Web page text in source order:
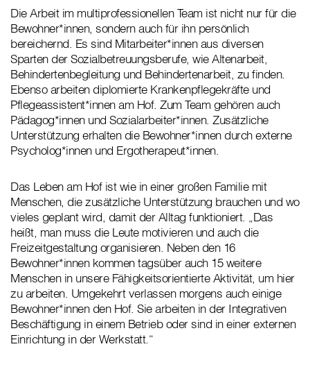
Die Arbeit im multiprofessionellen Team ist nicht nur für die
Bewohner*innen, sondern auch für ihn persönlich
bereichernd. Es sind Mitarbeiter*innen aus diversen
Sparten der Sozialbetreuungsberufe, wie Altenarbeit,
Behindertenbegleitung und Behindertenarbeit, zu finden.
Ebenso arbeiten diplomierte Krankenpflegekräfte und
Pflegeassistent*innen am Hof. Zum Team gehören auch
Pädagog*innen und Sozialarbeiter*innen. Zusätzliche
Unterstützung erhalten die Bewohner*innen durch externe
Psycholog*innen und Ergotherapeut*innen.
Das Leben am Hof ist wie in einer großen Familie mit
Menschen, die zusätzliche Unterstützung brauchen und wo
vieles geplant wird, damit der Alltag funktioniert. „Das
heißt, man muss die Leute motivieren und auch die
Freizeitgestaltung organisieren. Neben den 16
Bewohner*innen kommen tagsüber auch 15 weitere
Menschen in unsere Fähigkeitsorientierte Aktivität, um hier
zu arbeiten. Umgekehrt verlassen morgens auch einige
Bewohner*innen den Hof. Sie arbeiten in der Integrativen
Beschäftigung in einem Betrieb oder sind in einer externen
Einrichtung in der Werkstatt.“